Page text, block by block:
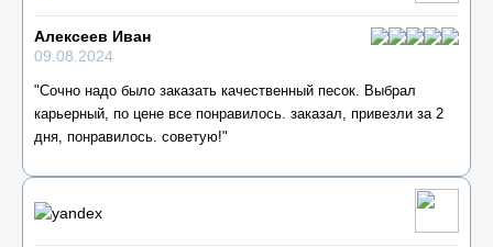
Алексеев Иван
09.08.2024
"Сочно надо было заказать качественный песок. Выбрал
карьерный, по цене все понравилось. заказал, привезли за 2
дня, понравилось. советую!"